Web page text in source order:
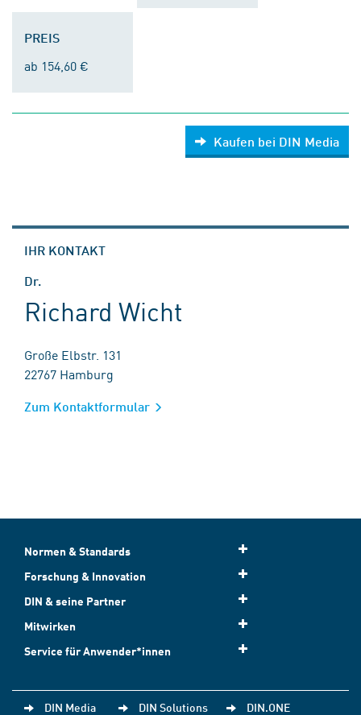
PREIS
ab 154,60 €
Kaufen bei DIN Media
IHR KONTAKT
Dr.
Richard Wicht
Große Elbstr. 131
22767 Hamburg
Zum Kontaktformular
Normen & Standards
Forschung & Innovation
DIN & seine Partner
Mitwirken
Service für Anwender*innen
DIN Media DIN Solutions DIN.ONE